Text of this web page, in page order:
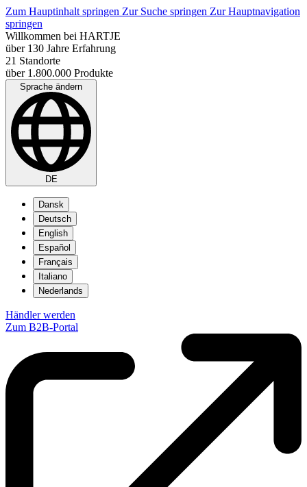
Zum Hauptinhalt springen Zur Suche springen Zur Hauptnavigation
springen
Willkommen bei HARTJE
über 130 Jahre Erfahrung
21 Standorte
über 1.800.000 Produkte
Sprache ändern
DE
Dansk
Deutsch
English
Español
Français
Italiano
Nederlands
Händler werden
Zum B2B-Portal